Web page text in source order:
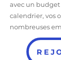
avec un budget
calendrier, vos
nombreuses